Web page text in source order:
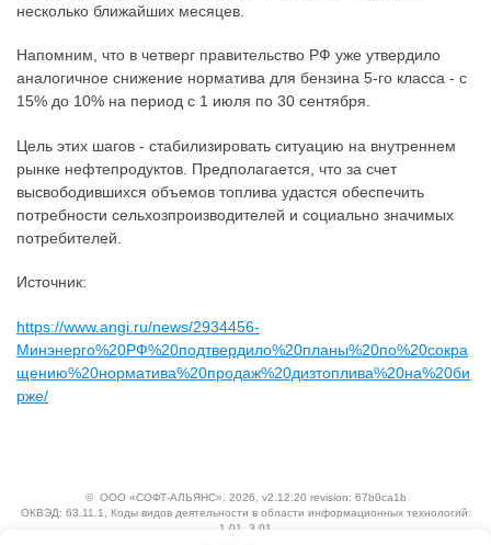
несколько ближайших месяцев.
Напомним, что в четверг правительство РФ уже утвердило
аналогичное снижение норматива для бензина 5-го класса - с
15% до 10% на период с 1 июля по 30 сентября.
Цель этих шагов - стабилизировать ситуацию на внутреннем
рынке нефтепродуктов. Предполагается, что за счет
высвободившихся объемов топлива удастся обеспечить
потребности сельхозпроизводителей и социально значимых
потребителей.
Источник:
https://www.angi.ru/news/2934456-
Минэнерго%20РФ%20подтвердило%20планы%20по%20сокра
щению%20норматива%20продаж%20дизтоплива%20на%20би
рже/
© ООО «СОФТ-АЛЬЯНС» , 2026, v2.12.20 revision: 67b0ca1b
ОКВЭД: 63.11.1, Коды видов деятельности в области информационных технологий:
1.01, 3.01